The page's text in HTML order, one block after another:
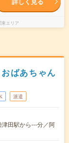
エリア
ばあちゃん
派遣
田駅から---分／阿